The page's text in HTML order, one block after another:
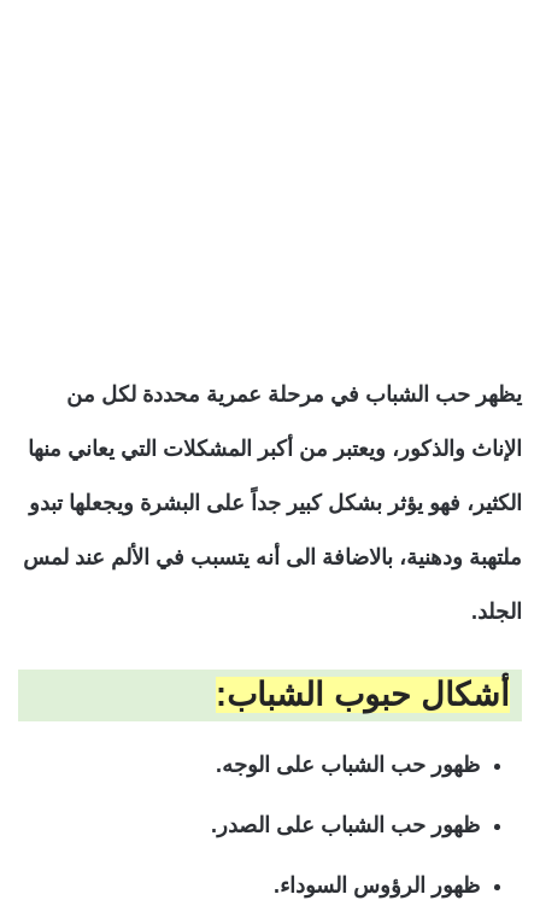
يظهر حب الشباب في مرحلة عمرية محددة لكل من
الإناث والذكور، ويعتبر من أكبر المشكلات التي يعاني منها
الكثير، فهو يؤثر بشكل كبير جداً على البشرة ويجعلها تبدو
ملتهبة ودهنية، بالاضافة الى أنه يتسبب في الألم عند لمس
الجلد.
أشكال حبوب الشباب:
ظهور حب الشباب على الوجه.
ظهور حب الشباب على الصدر.
ظهور الرؤوس السوداء.